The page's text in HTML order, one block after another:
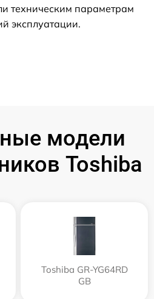
техническим параметрам
эксплуатации.
модели
Toshiba
Toshiba GR-YG64RD
GB